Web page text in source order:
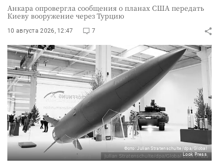
Анкара опровергла сообщения о планах США передать
Киеву вооружение через Турцию
10 августа 2026, 12:47 7
Фото: Julian Stratenschulte/dpa/Global
Look Press